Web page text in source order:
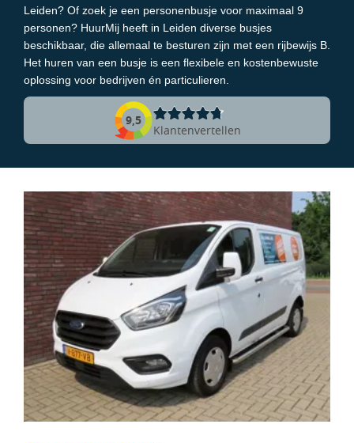
Leiden? Of zoek je een personenbusje voor maximaal 9
personen? HuurMij heeft in Leiden diverse busjes
beschikbaar, die allemaal te besturen zijn met een rijbewijs B.
Het huren van een busje is een flexibele en kostenbewuste
oplossing voor bedrijven én particulieren.
9,5
Klantenvertellen